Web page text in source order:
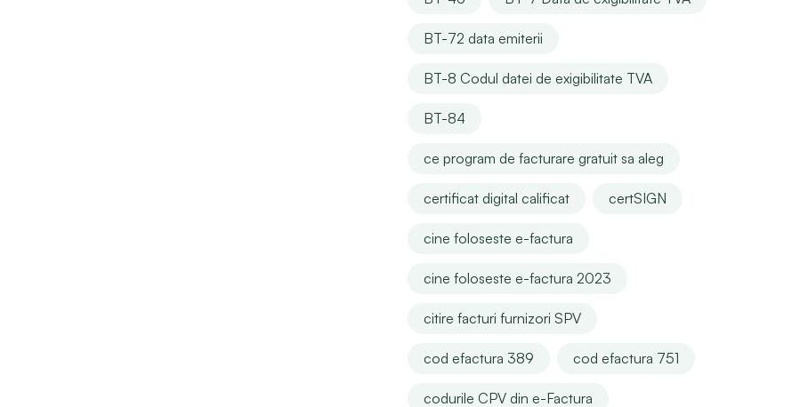
BT-72 data emiterii
BT-8 Codul datei de exigibilitate TVA
BT-84
ce program de facturare gratuit sa aleg
certificat digital calificat certSIGN
cine foloseste e-factura
cine foloseste e-factura 2023
citire facturi furnizori SPV
cod efactura 389 cod efactura 751
codurile CPV din e-Factura